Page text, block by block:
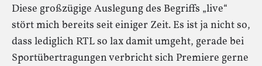
Diese großzügige Auslegung des Begriffs „live“
stört mich bereits seit einiger Zeit. Es ist ja nicht so,
dass lediglich RTL so lax damit umgeht, gerade bei
Sportübertragungen verbricht sich Premiere gerne